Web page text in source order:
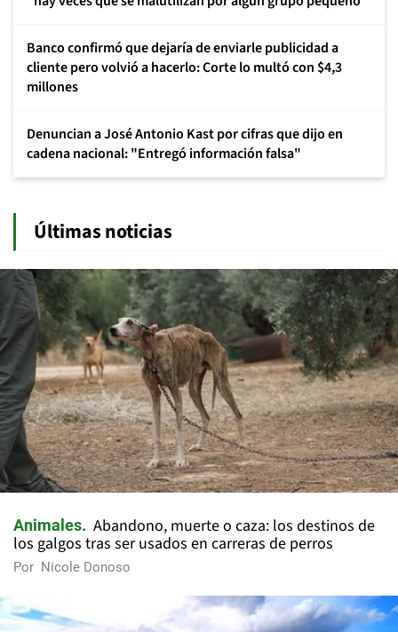
Banco confirmó que dejaría de enviarle publicidad a
cliente pero volvió a hacerlo: Corte lo multó con $4,3
millones
Denuncian a José Antonio Kast por cifras que dijo en
cadena nacional: "Entregó información falsa"
Últimas noticias
Animales
Abandono, muerte o caza: los destinos de
los galgos tras ser usados en carreras de perros
Por Nicole Donoso